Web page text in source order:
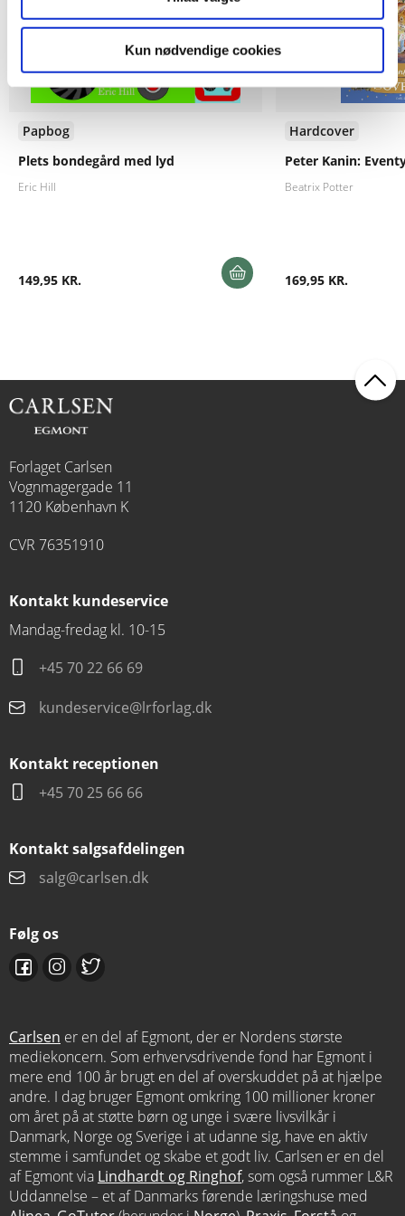
Kun nødvendige cookies
Papbog
Plets bondegård med lyd
Eric Hill
149,95 KR.
Hardcover
Peter Kanin:
Beatrix Potter
169,95 KR.
Forlaget Carlsen
Vognmagergade 11
1120 København K
CVR 76351910
Kontakt kundeservice
Mandag-fredag kl. 10-15
+45 70 22 66 69
kundeservice@lrforlag.dk
Kontakt receptionen
+45 70 25 66 66
Kontakt salgsafdelingen
salg@carlsen.dk
Følg os
Carlsen er en del af Egmont, der er Nordens største
mediekoncern. Som erhvervsdrivende fond har Egmont i
mere end 100 år brugt en del af overskuddet på at hjælpe
andre. I dag bruger Egmont omkring 100 millioner kroner
om året på at støtte børn og unge i svære livsvilkår i
Danmark, Norge og Sverige i at udanne sig, have en aktiv
stemme i samfundet og skabe et godt liv. Carlsen er en del
af Egmont via Lindhardt og Ringhof, som også rummer L&R
Uddannelse – et af Danmarks førende læringshuse med